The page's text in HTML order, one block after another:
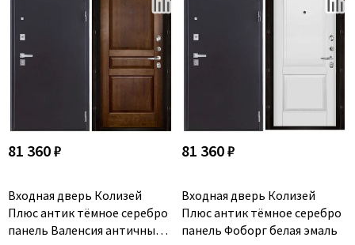
81 360 ₽
Входная дверь Колизей
Плюс антик тёмное серебро
панель Валенсия античный
81 360 ₽
Входная дверь Колизей
Плюс антик тёмное серебро
панель Фоборг белая эмаль